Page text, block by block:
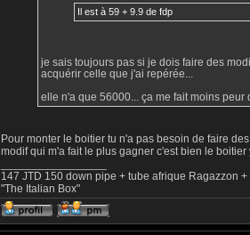
Il est à 59 + 9.9 de fdp
je sais toujours pas si je dois faire des
acquérir celle que j'ai repérée...
elle n'a que 56000... ça me fait moins
Pour monter le boitier tu n'a pas besoin de faire
modif qui m'a fait le plus gagner c'est bien le boitier
147 JTD 150 down pipe + tube afrique Ragazzon
"The Italian Box"